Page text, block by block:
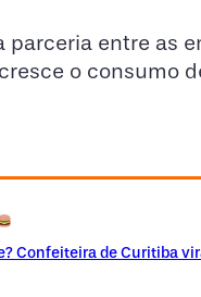
entre as
o consumo
Confeiteira de Curitiba